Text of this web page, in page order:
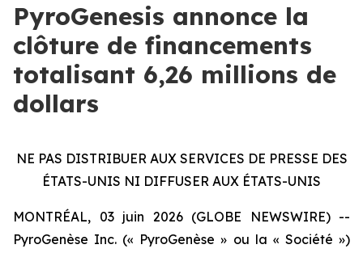
PyroGenesis annonce la
clôture de financements
totalisant 6,26 millions de
dollars
NE PAS DISTRIBUER AUX SERVICES DE PRESSE DES
ÉTATS-UNIS NI DIFFUSER AUX ÉTATS-UNIS
MONTRÉAL, 03 juin 2026 (GLOBE NEWSWIRE) --
PyroGenèse Inc. (« PyroGenèse » ou la « Société »)